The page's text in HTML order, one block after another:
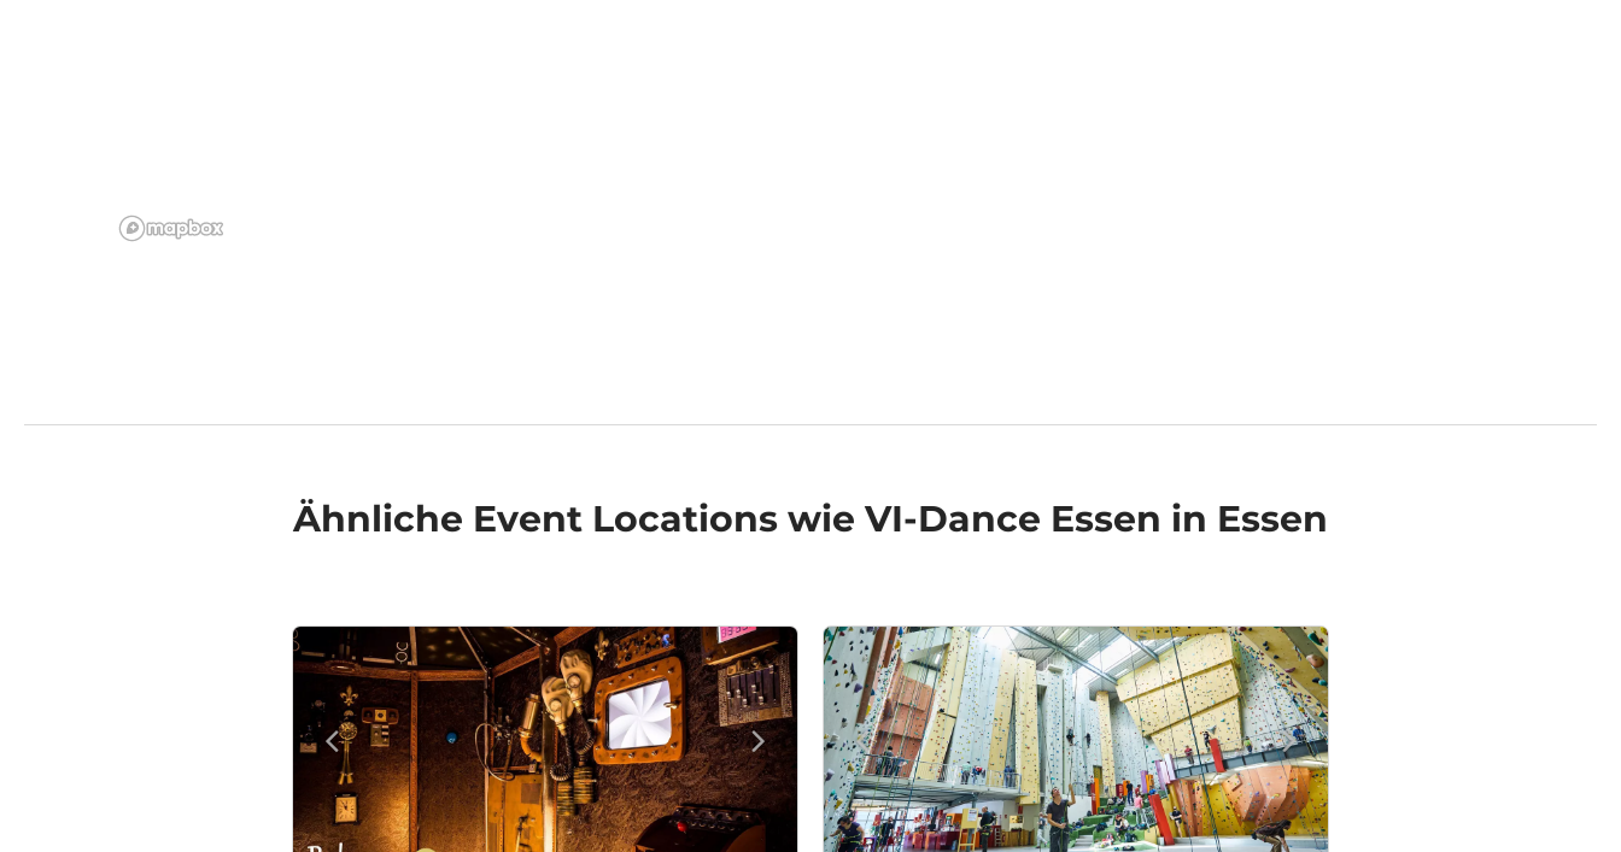
Ähnliche Event Locations wie VI-Dance Essen in Essen